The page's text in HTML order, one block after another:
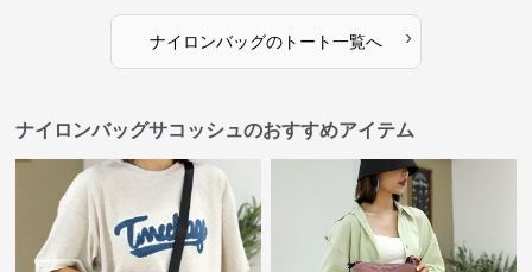
ナイロンバッグのトート一覧へ ›
ナイロンバッグサコッシュのおすすめアイテム